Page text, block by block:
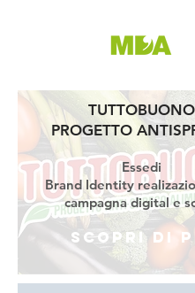
Scopri di
TUTTOBUONO
PROGETTO
Essedi
Brand Identity
campagna digital e